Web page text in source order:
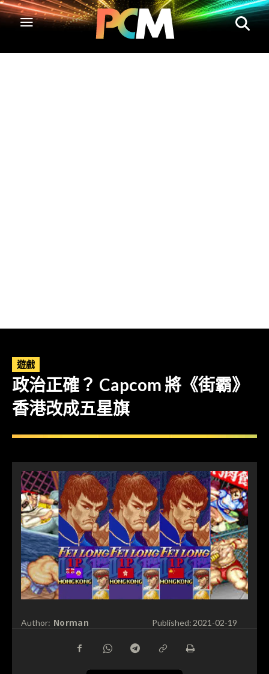
遊戲
政治正確？ Capcom 將《街霸》
香港改成五星旗
Author: Norman Published: 2021-02-19